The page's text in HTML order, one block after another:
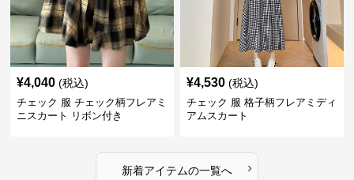
¥4,040 (税込)
チェック 服 チェック柄フレアミ
ニスカート リボン付き
¥4,530 (税込)
チェック 服 格子柄フレアミディ
アムスカート
新着アイテムの一覧へ ›